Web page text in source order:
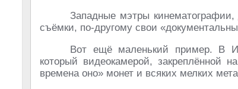
Западные мэтры
съёмки, по-другому свои
Вот ещё маленький пример. В
который видеокамерой, закреплённой
времена оно» монет и всяких мелких